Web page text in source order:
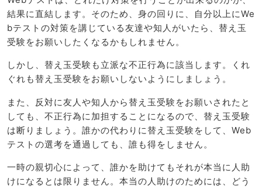
結果に直結します。そのため、身の回りに、自分以上にWe
bテストの対策を講じている友達や知人がいたら、替え玉
受験をお願いしたくなるかもしれません。
しかし、替え玉受験も立派な不正行為に該当します。くれ
ぐれも替え玉受験をお願いしないようにしましょう。
また、反対に友人や知人から替え玉受験をお願いされたと
しても、不正行為に加担することになるので、替え玉受験
は断りましょう。誰かの代わりに替え玉受験をして、Web
テストの選考を通過しても、誰も得をしません。
一時の親切心によって、誰かを助けてもそれが本当に人助
けになるとは限りません。本当の人助けのためには、どう